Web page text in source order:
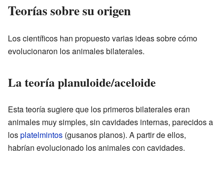
Teorías sobre su origen
Los científicos han propuesto varias ideas sobre cómo
evolucionaron los animales bilaterales.
La teoría planuloide/aceloide
Esta teoría sugiere que los primeros bilaterales eran
animales muy simples, sin cavidades internas, parecidos a
losplatelmintos (gusanos planos). A partir de ellos,
habrían evolucionado los animales con cavidades.